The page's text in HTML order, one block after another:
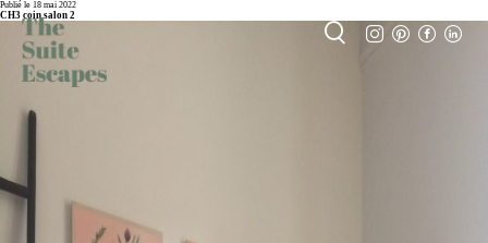
Publié le 18 mai 2022
CH3 coin salon 2